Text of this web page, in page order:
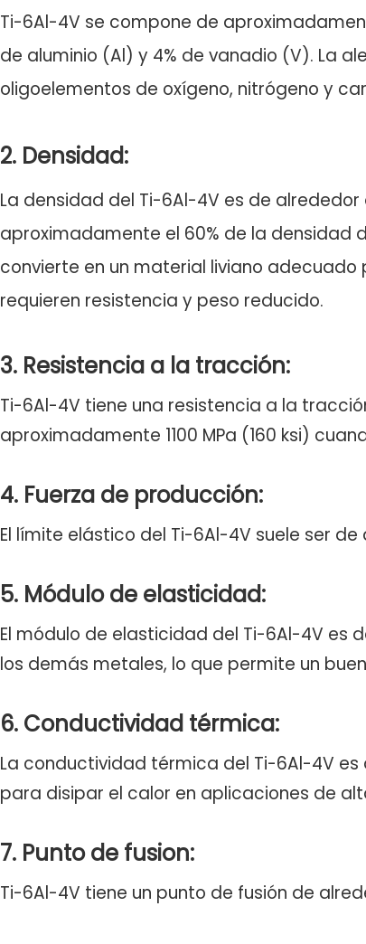
Ti-6Al-4V se compone de
de aluminio (Al) y 4% de vanadio (V). La
oligoelementos de oxígeno, nitrógeno y
2. Densidad:
La densidad del Ti-6Al-4V es de alrededor
aproximadamente el 60% de la densidad
convierte en un material liviano
requieren resistencia y peso reducido.
3. Resistencia a la tracción:
Ti-6Al-4V tiene una resistencia a la
aproximadamente 1100 MPa (160 ksi)
4. Fuerza de producción:
El límite elástico del Ti-6Al-4V suele ser
5. Módulo de elasticidad:
El módulo de elasticidad del Ti-6Al-4V es
los demás metales, lo que permite un
6. Conductividad térmica:
La conductividad térmica del Ti-6Al-4V
para disipar el calor en aplicaciones de
7. Punto de fusion:
Ti-6Al-4V tiene un punto de fusión de